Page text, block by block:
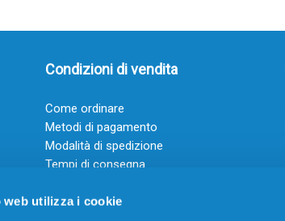
web utilizza i cookie
Condizioni di vendita
Come ordinare
Metodi di pagamento
Modalità di spedizione
Tempi di consegna